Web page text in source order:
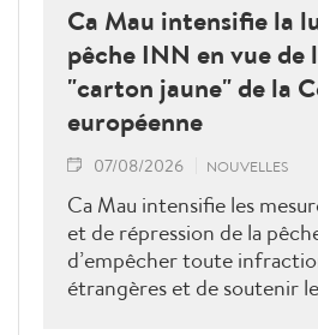
Ca Mau intensifie la
pêche INN en vue de
"carton jaune" de la
européenne
07/08/2026 NOUVELLES
Ca Mau intensifie les
et de répression de la
d’empêcher toute
étrangères et de soutenir